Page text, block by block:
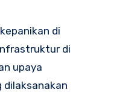
di
di
upaya
dilaksanakan